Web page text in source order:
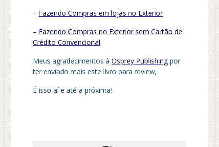
– Fazendo Compras em lojas no Exterior
– Fazendo Compras no Exterior sem Cartão de
Crédito Convencional
Meus agradecimentos àOsprey Publishingpor
ter enviado mais este livro para review,
É isso aí e até a próxima!